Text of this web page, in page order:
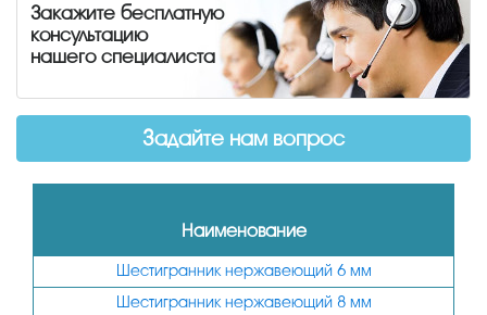
Закажите бесплатную
консультацию
нашего специалиста
Задайте нам вопрос
Наименование
Шестигранник нержавеющий 6 мм
Шестигранник нержавеющий 8 мм